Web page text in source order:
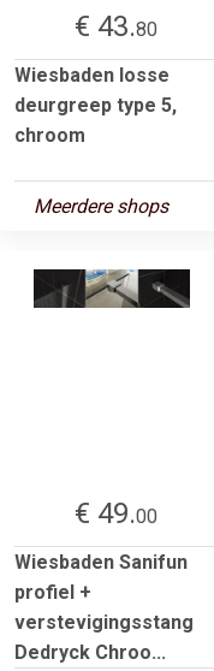
€ 43.80
Wiesbaden losse
deurgreep type 5,
chroom
Meerdere shops
€ 49.00
Wiesbaden Sanifun
profiel +
verstevigingsstang
Dedryck Chroo...